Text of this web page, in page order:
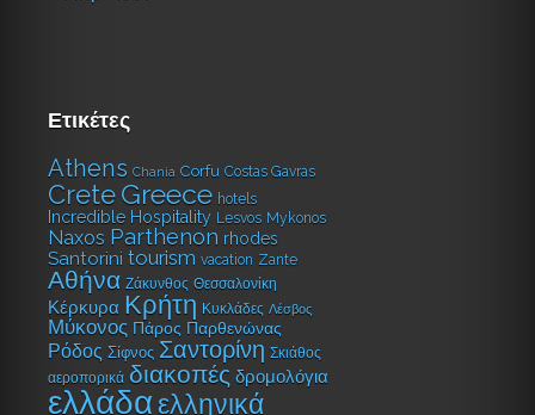
Ετικέτες
Athens Chania Corfu Costas Gavras
Crete Greece hotels
Incredible Hospitality Lesvos Mykonos
Naxos Parthenon rhodes
Santorini tourism vacation Zante
Αθήνα Ζάκυνθος Θεσσαλονίκη
Κέρκυρα Κρήτη Κυκλάδες Λέσβος
Μύκονος Πάρος Παρθενώνας
Ρόδος Σίφνος Σαντορίνη Σκιάθος
αεροπορικά διακοπές δρομολόγια
ελλάδαελληνικά